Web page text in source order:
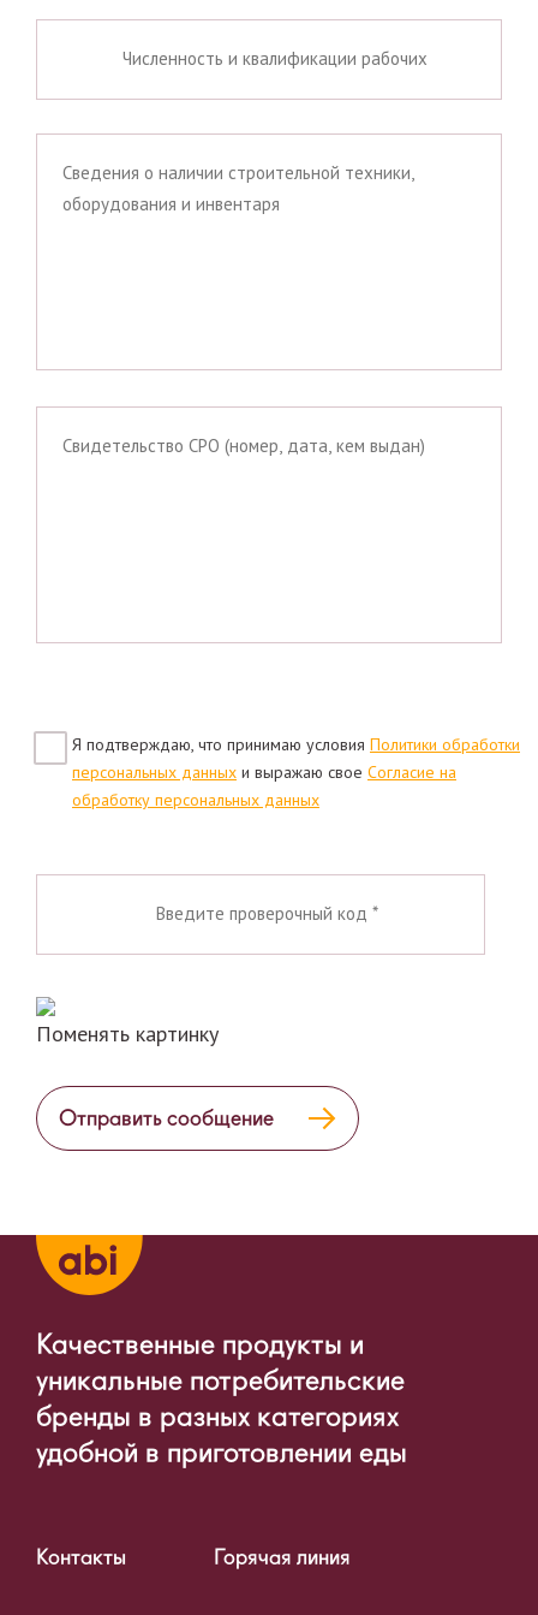
Я подтверждаю, что принимаю условия Политики обработки
персональных данных и выражаю свое Согласие на
обработку персональных данных
Поменять картинку
Отправить сообщение
Качественные продукты и
уникальные потребительские
бренды в разных категориях
удобной в приготовлении еды
Контакты Горячая линия